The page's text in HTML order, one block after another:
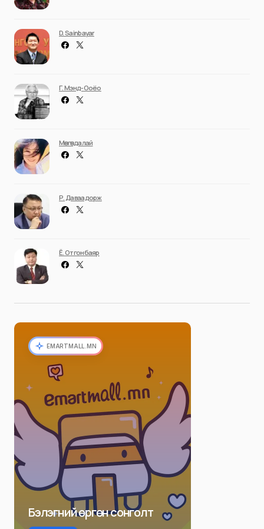
D. Sainbayar
Г. Мэнд-Ооёо
Мөнгөндалай
Р. Даваадорж
Ё. Отгонбаяр
EMARTMALL.MN
Бэлэгний өргөн сонголт